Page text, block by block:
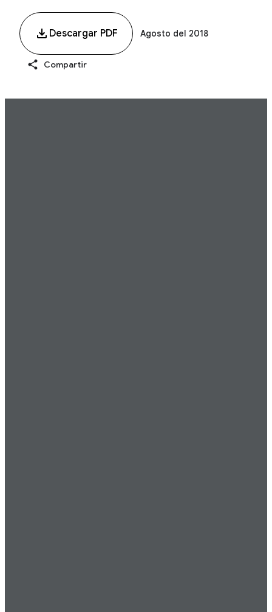
Descargar PDF Agosto del 2018
Compartir